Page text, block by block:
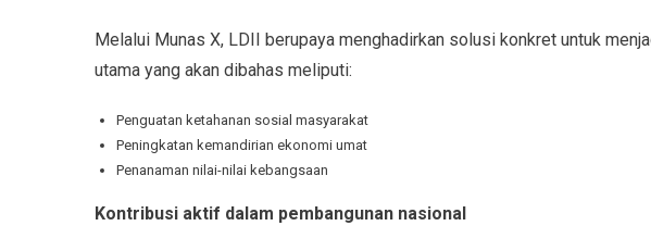
Melalui Munas X, LDII berupaya menghadirkan solusi konkret untuk
utama yang akan dibahas meliputi:
Penguatan ketahanan sosial masyarakat
Peningkatan kemandirian ekonomi umat
Penanaman nilai-nilai kebangsaan
Kontribusi aktif dalam pembangunan nasional